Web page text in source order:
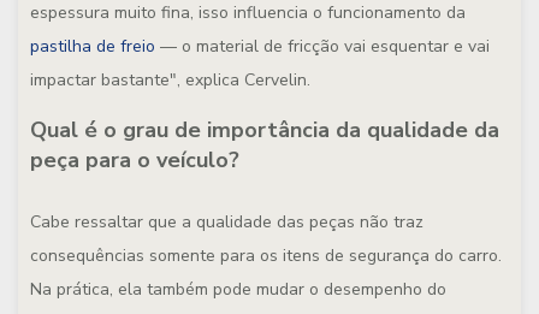
espessura muito fina, isso influencia o funcionamento da
pastilha de freio — o material de fricção vai esquentar e vai
impactar bastante", explica Cervelin.
Qual é o grau de importância da qualidade da
peça para o veículo?
Cabe ressaltar que a qualidade das peças não traz
consequências somente para os itens de segurança do carro.
Na prática, ela também pode mudar o desempenho do